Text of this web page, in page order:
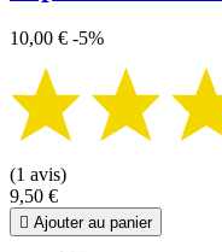
10,00 € -5%
(1 avis)
9,50 €
 Ajouter au panier